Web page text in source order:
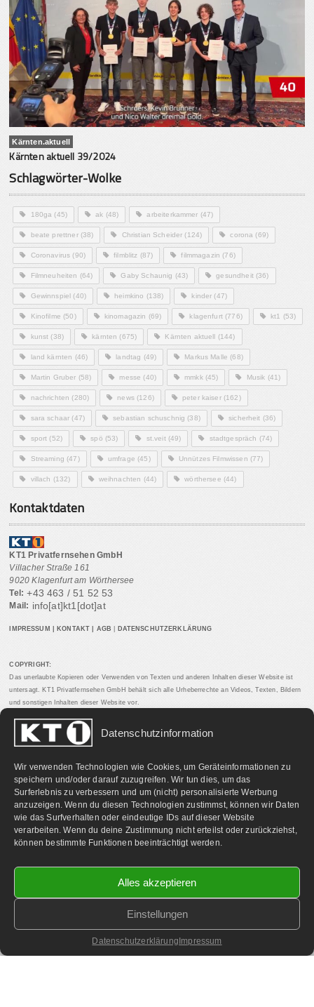
Datenschutzinformation
Wir verwenden Technologien wie Cookies, um Geräteinformationen zu
speichern und/oder darauf zuzugreifen. Wir tun dies, um das
Surferlebnis zu verbessern und um (nicht) personalisierte Werbung
anzuzeigen. Wenn du diesen Technologien zustimmst, können wir Daten
wie das Surfverhalten oder eindeutige IDs auf dieser Website
verarbeiten. Wenn du deine Zustimmung nicht erteilst oder zurückziehst,
können bestimmte Funktionen beeinträchtigt werden.
Alles akzeptieren
Einstellungen
Datenschutzerklärung Impressum
Kärnten.aktuell
Kärnten aktuell 39/2024
Schlagwörter-Wolke
180ga (45) ak (48) arbeiterkammer (47)
beate prettner(38) Christian Scheider (124) corona (69)
Coronavirus (90) filmblitz (87) filmmagazin (76)
Filmneuheiten (64) Gaby Schaunig (43) gesundheit(36)
Gewinnspiel (40) heimkino (138) kinder (47)
Kinofilme (50) kinomagazin (69) klagenfurt(776) kt1 (53)
kunst (38) kärnten (675) Kärnten aktuell (144)
land kärnten (46) landtag (49) Markus Malle (68)
Martin Gruber (58) messe (40) mmkk(45) Musik (41)
nachrichten (280) news(126) peter kaiser(162)
sara schaar (47) sebastian schuschnig (38) sicherheit (36)
sport (52) spö (53) st.veit(49) stadtgespräch (74)
Streaming (47) umfrage (45) Unnützes Filmwissen (77)
villach (132) weihnachten (44) wörthersee (44)
Kontaktdaten
KT1 Privatfernsehen GmbH
Villacher Straße 161
9020 Klagenfurt am Wörthersee
Tel: +43 463 / 51 52 53
Mail: info[at]kt1[dot]at
IMPRESSUM KONTAKT AGB DATENSCHUTZERKLÄRUNG
COPYRIGHT:
Das unerlaubte Kopieren oder Verwenden von Texten und anderen Inhalten dieser Website ist
untersagt. KT1 Privatfernsehen GmbH behält sich alle Urheberrechte an Videos, Texten, Bildern
und sonstigen Inhalten dieser Website vor.
PARTNERLINKS:
2026 KT1 Privatfernsehen - Alle Rechte vorbehalten.
Homepage & Webbetreuung DF-Media.at